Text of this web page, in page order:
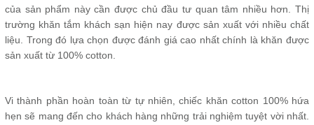
của sản phẩm này cần được chủ đầu tư quan tâm nhiều hơn. Thị
trường khăn tắm khách sạn hiện nay được sản xuất với nhiều chất
liệu. Trong đó lựa chọn được đánh giá cao nhất chính là khăn được
sản xuất từ 100% cotton.
Vi thành phần hoàn toàn từ tự nhiên, chiếc khăn cotton 100% hứa
hẹn sẽ mang đến cho khách hàng những trải nghiệm tuyệt vời nhất.